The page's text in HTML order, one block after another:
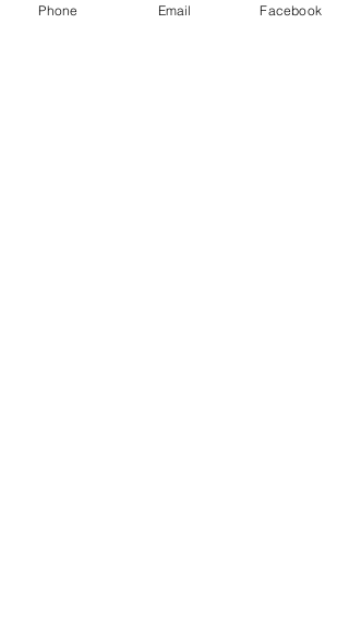
Phone Email Facebook